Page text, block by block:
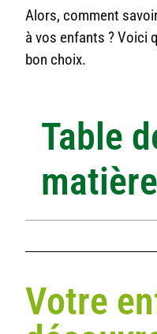
Alors, comment
à vos enfants ? Voici
bon choix.
Table
Votre